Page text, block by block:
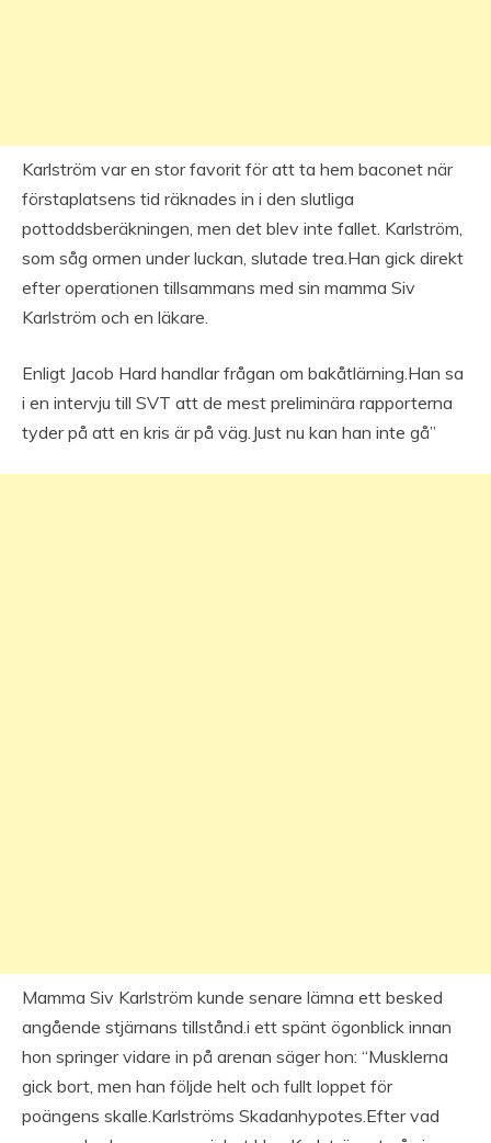
Karlström var en stor favorit för att ta hem baconet när
förstaplatsens tid räknades in i den slutliga
pottoddsberäkningen, men det blev inte fallet. Karlström,
som såg ormen under luckan, slutade trea.Han gick direkt
efter operationen tillsammans med sin mamma Siv
Karlström och en läkare.
Enligt Jacob Hard handlar frågan om bakåtlärning.Han sa
i en intervju till SVT att de mest preliminära rapporterna
tyder på att en kris är på väg.Just nu kan han inte gå”
Mamma Siv Karlström kunde senare lämna ett besked
angående stjärnans tillstånd.i ett spänt ögonblick innan
hon springer vidare in på arenan säger hon: “Musklerna
gick bort, men han följde helt och fullt loppet för
poängens skalle.Karlströms Skadanhypotes.Efter vad